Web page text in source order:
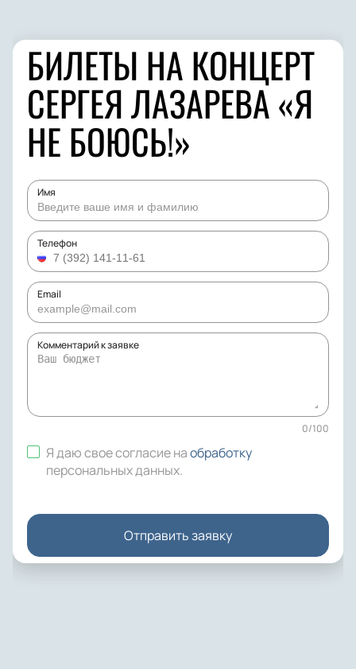
БИЛЕТЫ НА КОНЦЕРТ
СЕРГЕЯ ЛАЗАРЕВА «Я
НЕ БОЮСЬ!»
Имя
Телефон
Email
Комментарий к заявке
0/100
Я даю свое согласие наобработку
персональных данных.
Отправить заявку